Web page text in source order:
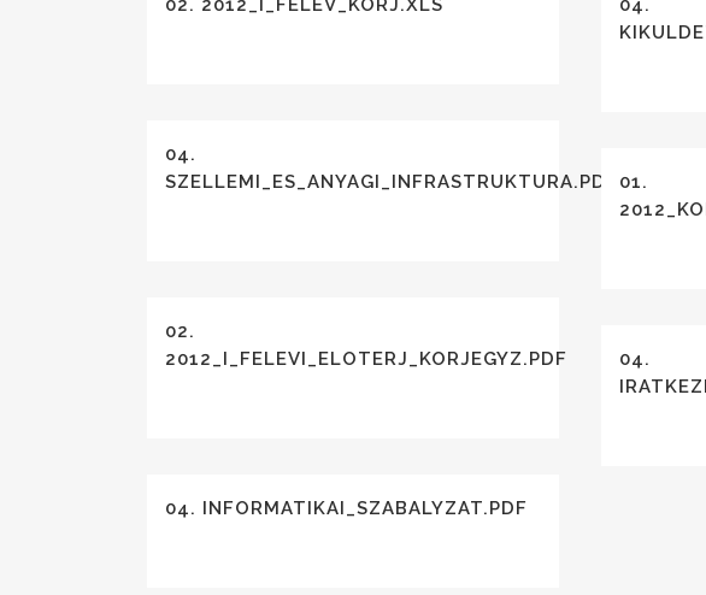
02. 2012_I_FELEV_KORJ.XLS
04.
04.
SZELLEMI_ES_ANYAGI_INFRASTRUKTURA.PDF
01.
02.
2012_I_FELEVI_ELOTERJ_KORJEGYZ.PDF
04.
04. INFORMATIKAI_SZABALYZAT.PDF